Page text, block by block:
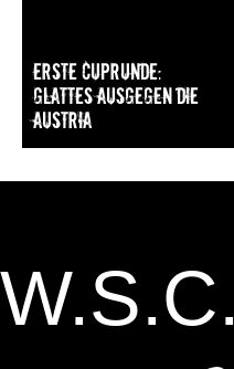
Erste Cuprunde:
Glattes Ausgegen die
Austria
W.S.C.